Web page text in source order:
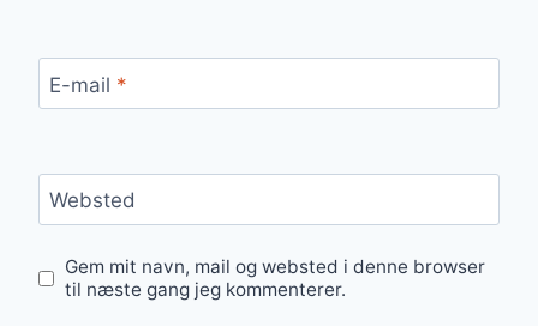
E-mail *
Websted
Gem mit navn, mail og websted i denne browser
til næste gang jeg kommenterer.